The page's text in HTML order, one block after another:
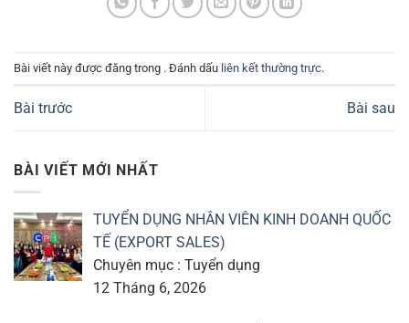
Bài viết này được đăng trong . Đánh dấu liên kết thường trực.
Bài trước Bài sau
BÀI VIẾT MỚI NHẤT
TUYỂN DỤNG NHÂN VIÊN KINH DOANH QUỐC
TẾ (EXPORT SALES)
Chuyên mục : Tuyển dụng
12 Tháng 6, 2026